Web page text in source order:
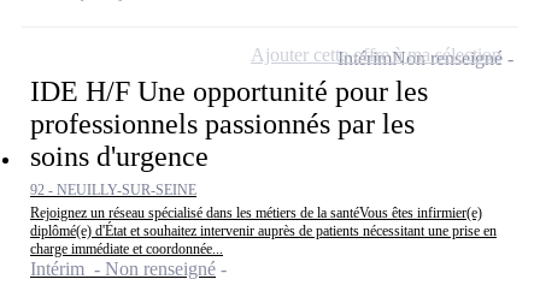
IDE H/F Une opportunité pour les
professionnels passionnés par les
soins d'urgence
92 - NEUILLY-SUR-SEINE
Rejoignez un réseau spécialisé dans les métiers de la santéVous êtes infirmier(e)
diplômé(e) d'État et souhaitez intervenir auprès de patients nécessitant une prise en
charge immédiate et coordonnée...
Intérim - Non renseigné
IntérimNon renseigné
Ajouter cette offre à ma sélection